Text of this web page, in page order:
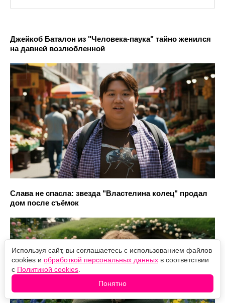
Джейкоб Баталон из "Человека-паука" тайно женился
на давней возлюбленной
Слава не спасла: звезда "Властелина колец" продал
дом после съёмок
Используя сайт, вы соглашаетесь с использованием файлов
cookies и обработкой персональных данных в соответствии
с Политикой cookies
Понятно